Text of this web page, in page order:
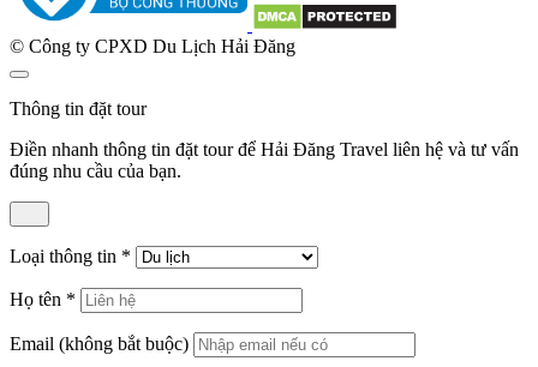
© Công ty CPXD Du Lịch Hải Đăng
Thông tin đặt tour
Điền nhanh thông tin đặt tour để Hải Đăng Travel liên hệ và tư vấn
đúng nhu cầu của bạn.
Loại thông tin *
Họ tên *
Email (không bắt buộc)